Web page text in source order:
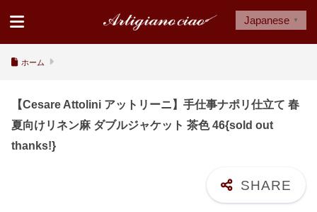
ホーム
【Cesare Attolini アットリーニ】手仕事ナポリ仕立て 春
夏向けリネン麻 ダブルジャケット 茶色 46{sold out
thanks!}
Japanese ▼